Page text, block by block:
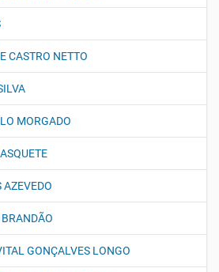
CASTRO NETTO
MORGADO
AZEVEDO
GONÇALVES LONGO